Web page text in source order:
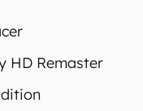
HD Remaster